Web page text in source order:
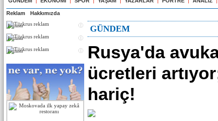
Reklam Hakkımızda
Реклама
Реклама
Реклама
GÜNDEM
Rusya'da
ücretleri
hariç!